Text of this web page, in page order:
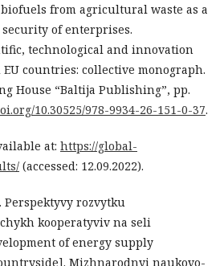
from agricultural waste as a
of enterprises.
technological and innovation
countries: collective monograph.
House “Baltija Publishing”, pp.
10.30525/978-9934-26-151-0-37.
at: https://global-
(accessed: 12.09.2022).
Perspektyvy rozvytku
kooperatyviv na seli
of energy supply
Mizhnarodnyi naukovo-